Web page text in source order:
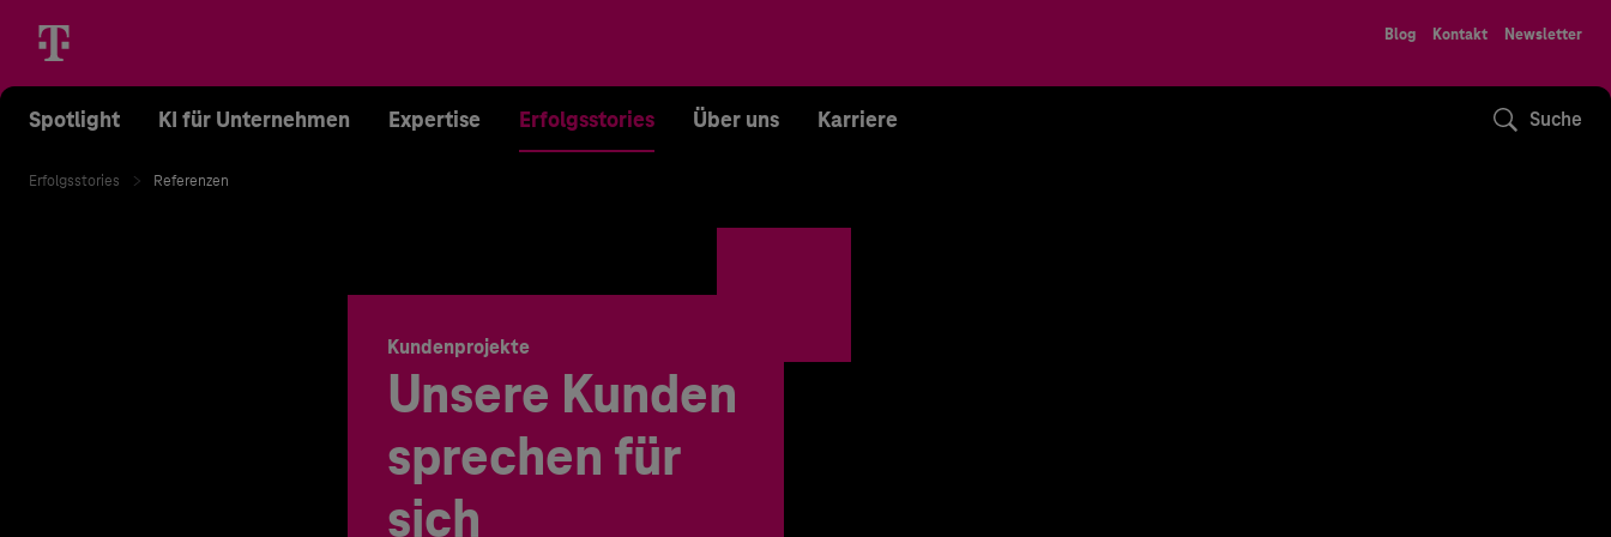
Blog Kontakt Newsletter
Spotlight KI für Unternehmen Expertise Erfolgsstories Über uns Karriere Suche
Erfolgsstories Referenzen
Kundenprojekte
Unsere Kunden
sprechen für
sich